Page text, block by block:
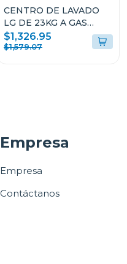
CENTRO DE LAVADO
LG DE 23KG A GAS
COLOR GRIS
WM23VFXS6/DF74VFXS6B
$1,326.95
$1,579.07
Empresa
Empresa
Contáctanos